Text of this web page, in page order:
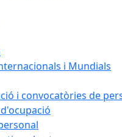
i Mundials
i convocatòries de